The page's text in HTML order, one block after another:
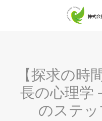
【探求の
長の心理学
のステ